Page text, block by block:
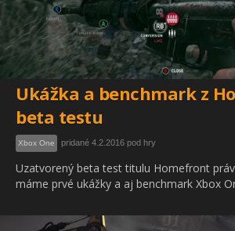
Ukážka a benchmark z
beta testu
Xbox One pridané 4.2.2016 pod hry
Uzatvorený beta test titulu Homefront
máme prvé ukážky a aj benchmark Xbox